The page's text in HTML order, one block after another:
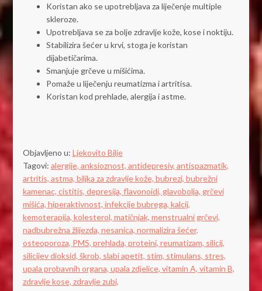
Koristan ako se upotrebljava za liječenje multiple
skleroze.
Upotrebljava se za bolje zdravlje kože, kose i noktiju.
Stabilizira šećer u krvi, stoga je koristan
dijabetičarima.
Smanjuje grčeve u mišićima.
Pomaže u liječenju reumatizma i artritisa.
Koristan kod prehlade, alergija i astme.
Objavljeno u: Ljekovito Bilje
Tagovi: alergije, anksioznost, antidepresiv, antispazmatik,
artritis, astma, biljka za zdravlje kože, bubrezi, bubrežni
kamenac, cistitis, depresija, flavonoidi, glavobolja, grčevi
mišića, hiperaktivnost, infekcije bubrega, kalcij,
kemoterapija, kolesterol, matičnjak, menstrualni grčevi,
nadbubrežna žlijezda, nesanica, normalizira šećer,
osteoporoza, PMS, prehlada, proteini, reumatizam, silicij,
silicijev dioksid, škrob, slabi apetit, stim, stimulans, stres,
upala probavnih organa, upala zdjelice, vitamin A, vitamin B,
zdravlje kose, zdravlje zubi,